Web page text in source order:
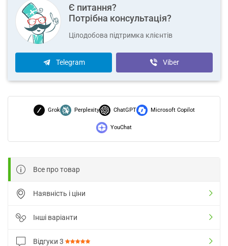
Є питання?
Потрібна консультація?
Цілодобова підтримка клієнтів
Telegram Viber
Grok Perplexity ChatGPT Microsoft Copilot
YouChat
Все про товар
Наявність і ціни
Інші варіанти
Відгуки 3